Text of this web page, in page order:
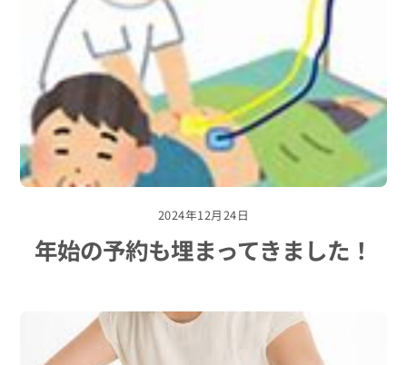
2024年12月24日
年始の予約も埋まってきました！